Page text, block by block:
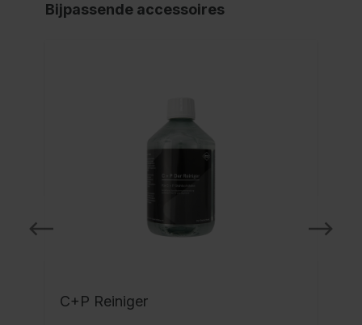
Bijpassende accessoires
C+P Reiniger